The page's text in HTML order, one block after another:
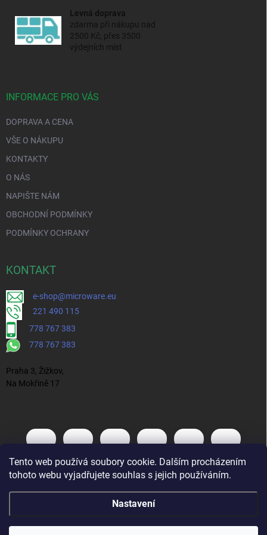
Tento web používá soubory cookie. Dalším procházením
tohoto webu vyjadřujete souhlas s jejich používáním.
Nastavení
Levná doprava
zdarma při nákupu nad
2500 Kč, přes 3500
výdejních míst
INFORMACE PRO VÁS
DOPRAVA A CENA
VŠE O NÁKUPU
KONTAKTY
O NÁS
NAPIŠTE NÁM
OBCHODNÍ PODMÍNKY
PODMÍNKY OCHRANY
KONTAKT
e-shop@microware.eu
221 490 115
778 767 383
778 767 383
Praha 3, Žižkov,
Na Mokřině 17